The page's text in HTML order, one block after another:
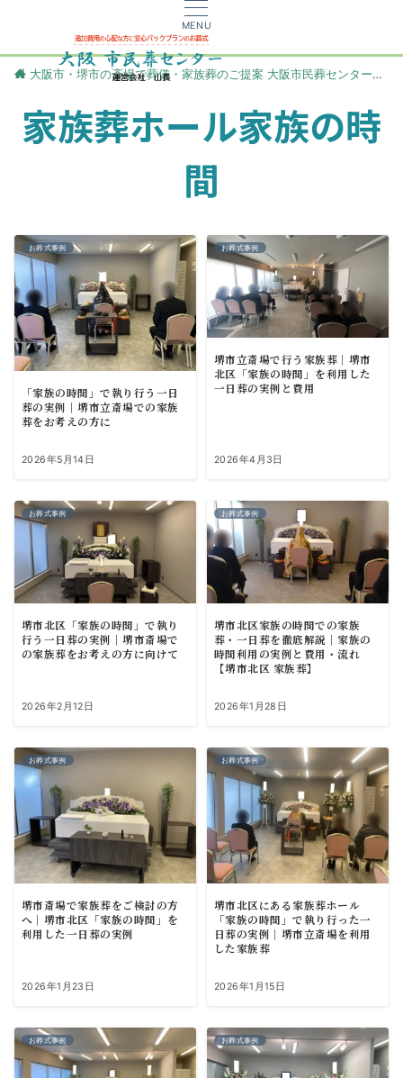
MENU
大阪市・堺市の斎場で葬儀・家族葬のご提案 大阪市民葬センター
家族葬ホール家族の時
間
お葬式事例
「家族の時間」で執り行う一日
葬の実例｜堺市立斎場での家族
葬をお考えの方に
2026年5月14日
お葬式事例
堺市立斎場で行う家族葬｜堺市
北区「家族の時間」を利用した
一日葬の実例と費用
2026年4月3日
お葬式事例
堺市北区「家族の時間」で執り
行う一日葬の実例｜堺市斎場で
の家族葬をお考えの方に向けて
2026年2月12日
お葬式事例
堺市北区家族の時間での家族
葬・一日葬を徹底解説｜家族の
時間利用の実例と費用・流れ
【堺市北区 家族葬】
2026年1月28日
お葬式事例
堺市斎場で家族葬をご検討の方
へ｜堺市北区「家族の時間」を
利用した一日葬の実例
2026年1月23日
お葬式事例
堺市北区にある家族葬ホール
「家族の時間」で執り行った一
日葬の実例｜堺市立斎場を利用
した家族葬
2026年1月15日
お葬式事例 お葬式事例